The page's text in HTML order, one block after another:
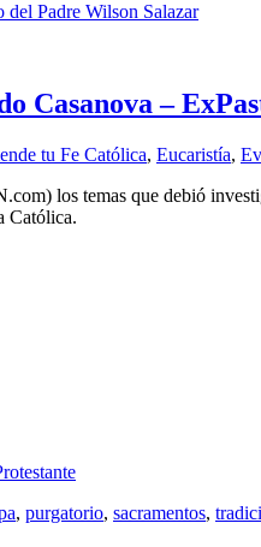
Padre Wilson Salazar
Casanova –
tu Fe Católica, Eucaristía,
los temas que debió
Católica.
, purgatorio, sacramentos,